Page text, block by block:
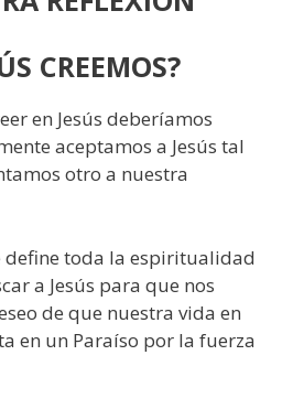
CREEMOS?
en Jesús deberíamos
aceptamos a Jesús tal
otro a nuestra
define toda la espiritualidad
a Jesús para que nos
de que nuestra vida en
en un Paraíso por la fuerza